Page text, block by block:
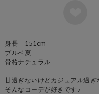
身長 151cm
ブルベ夏
骨格ナチュラル
甘過ぎないけどカジュアル過ぎ
そんなコーデが好きです♪